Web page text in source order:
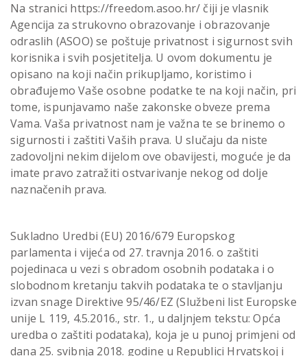
Na stranici https://freedom.asoo.hr/ čiji je vlasnik
Agencija za strukovno obrazovanje i obrazovanje
odraslih (ASOO) se poštuje privatnost i sigurnost svih
korisnika i svih posjetitelja. U ovom dokumentu je
opisano na koji način prikupljamo, koristimo i
obrađujemo Vaše osobne podatke te na koji način, pri
tome, ispunjavamo naše zakonske obveze prema
Vama. Vaša privatnost nam je važna te se brinemo o
sigurnosti i zaštiti Vaših prava. U slučaju da niste
zadovoljni nekim dijelom ove obavijesti, moguće je da
imate pravo zatražiti ostvarivanje nekog od dolje
naznačenih prava.
Sukladno Uredbi (EU) 2016/679 Europskog
parlamenta i vijeća od 27. travnja 2016. o zaštiti
pojedinaca u vezi s obradom osobnih podataka i o
slobodnom kretanju takvih podataka te o stavljanju
izvan snage Direktive 95/46/EZ (Službeni list Europske
unije L 119, 4.5.2016., str. 1., u daljnjem tekstu: Opća
uredba o zaštiti podataka), koja je u punoj primjeni od
dana 25. svibnja 2018. godine u Republici Hrvatskoj i